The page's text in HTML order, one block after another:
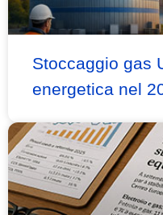
Stoccaggio gas
energetica nel